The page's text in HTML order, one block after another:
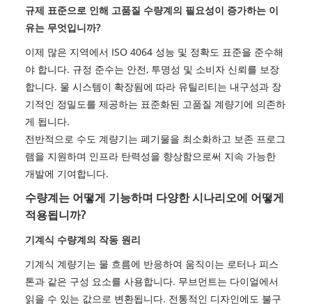
규제 표준으로 인해 고품질 수량계의 필요성이 증가하는 이
유는 무엇입니까?
이제 많은 지역에서 ISO 4064 성능 및 정확도 표준을 준수해
야 합니다. 규정 준수는 안전, 투명성 및 소비자 신뢰를 보장
합니다. 물 시스템이 확장됨에 따라 유틸리티는 내구성과 장
기적인 정밀도를 제공하는 표준화된 고품질 계량기에 의존하
게 됩니다.
전반적으로 수도 계량기는 폐기물을 최소화하고 보존 프로그
램을 지원하며 인프라 탄력성을 향상함으로써 지속 가능한
개발에 기여합니다.
수량계는 어떻게 기능하며 다양한 시나리오에 어떻게
적용됩니까?
기계식 수량계의 작동 원리
기계식 계량기는 물 흐름에 반응하여 움직이는 로터나 피스
톤과 같은 구성 요소를 사용합니다. 무브먼트는 다이얼에서
읽을 수 있는 값으로 변환됩니다. 전통적인 디자인에도 불구